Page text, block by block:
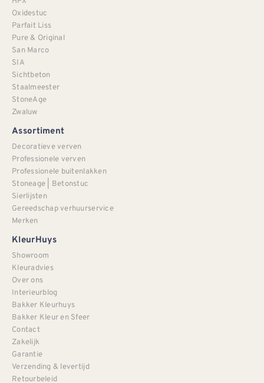
Oxidestuc
Parfait Liss
Pure & Original
San Marco
SIA
Sichtbeton
Staalmeester
StoneAge
Zwaluw
Assortiment
Decoratieve verven
Professionele verven
Professionele buitenlakken
Stoneage | Betonstuc
Sierlijsten
Gereedschap verhuurservice
Merken
KleurHuys
Showroom
Kleuradvies
Over ons
Interieurblog
Bakker Kleurhuys
Bakker Kleur en Sfeer
Contact
Zakelijk
Garantie
Verzending & levertijd
Retourbeleid